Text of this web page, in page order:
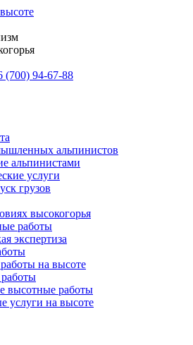
(700) 94-67-88
альпинистов
альпинистами
услуги
грузов
высокогорья
работы
экспертиза
на высоте
высотные работы
услуги на высоте